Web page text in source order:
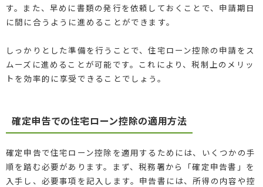
す。また、早めに書類の発行を依頼しておくことで、申請期日
に間に合うように進めることができます。
しっかりとした準備を行うことで、住宅ローン控除の申請をス
ムーズに進めることが可能です。これにより、税制上のメリッ
トを効率的に享受できることでしょう。
確定申告での住宅ローン控除の適用方法
確定申告で住宅ローン控除を適用するためには、いくつかの手
順を踏む必要があります。まず、税務署から「確定申告書」を
入手し、必要事項を記入します。申告書には、所得の内容や控